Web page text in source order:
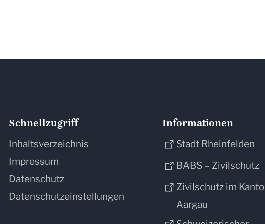
Schnellzugriff
Inhaltsverzeichnis
Impressum
Datenschutz
Datenschutzeinstellungen
Informationen
Stadt Rheinfelden
BABS – Zivilschutz
Zivilschutz im
Aargau